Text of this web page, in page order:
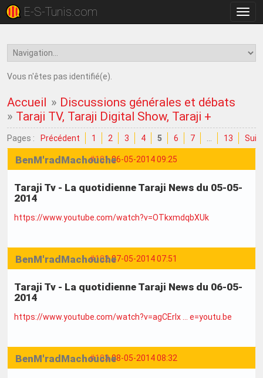
la
E-S-Tunis.com
Vous n'êtes pas identifié(e).
Accueil » Discussions générales et débats
» Taraji TV, Taraji Digital Show, Taraji +
Pages : Précédent 1 2 3 4 5 6 7 13
#101 06-05-2014 09:25
BenM'radMachouche
Taraji Tv - La quotidienne Taraji News du 05-05-
2014
https://www.youtube.com/watch?v=OTkxmdqbXUk
#102 07-05-2014 07:51
BenM'radMachouche
Taraji Tv - La quotidienne Taraji News du 06-05-
2014
https://www.youtube.com/watch?v=agCErIx … e=youtu.be
#103 08-05-2014 08:32
BenM'radMachouche